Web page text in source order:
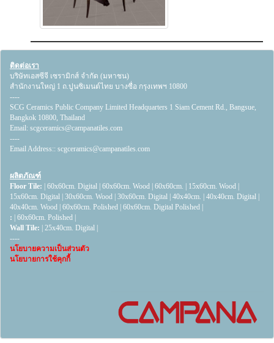
ติดต่อเรา
บริษัทเอสซีจี เซรามิกส์ จำกัด (มหาชน)
สำนักงานใหญ่ 1 ถ.ปูนซิเมนต์ไทย บางซื่อ กรุงเทพฯ 10800
----
SCG Ceramics Public Company Limited Headquarters 1 Siam Cement Rd., Bangsue,
Bangkok 10800, Thailand
Email: scgceramics@campanatiles.com
----
Email Address:: scgceramics@campanatiles.com
ผลิตภัณฑ์
Floor Tile:
60x60cm. Digital 60x60cm. Wood 60x60cm. 15x60cm. Wood
15x60cm. Digital 30x60cm. Wood 30x60cm. Digital 40x40cm. 40x40cm. Digital
40x40cm. Wood 60x60cm. Polished 60x60cm. Digital Polished
:
60x60cm. Polished
Wall Tile:
25x40cm. Digital
----
นโยบายความเป็นส่วนตัว
นโยบายการใช้คุกกี้